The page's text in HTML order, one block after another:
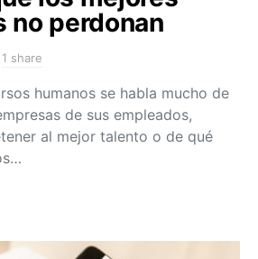
no perdonan
1 share
humanos se habla mucho de
de sus empleados,
al mejor talento o de qué